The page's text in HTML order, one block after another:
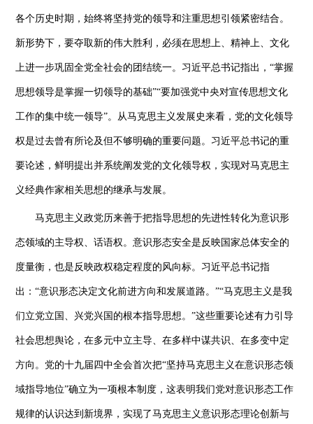
各个历史时期，始终将坚持党的领导和注重思想引领紧密结合。
新形势下，要夺取新的伟大胜利，必须在思想上、精神上、文化
上进一步巩固全党全社会的团结统一。习近平总书记指出，“掌握
思想领导是掌握一切领导的基础”“要加强党中央对宣传思想文化
工作的集中统一领导”。从马克思主义发展史来看，党的文化领导
权是过去曾有所论及但不够明确的重要问题。习近平总书记的重
要论述，鲜明提出并系统阐发党的文化领导权，实现对马克思主
义经典作家相关思想的继承与发展。
马克思主义政党历来善于把指导思想的先进性转化为意识形
态领域的主导权、话语权。意识形态安全是反映国家总体安全的
度量衡，也是反映政权稳定程度的风向标。习近平总书记指
出：“意识形态决定文化前进方向和发展道路。”“马克思主义是我
们立党立国、兴党兴国的根本指导思想。”这些重要论述有力引导
社会思想舆论，在多元中立主导、在多样中谋共识、在多变中定
方向。党的十九届四中全会首次把“坚持马克思主义在意识形态领
域指导地位”确立为一项根本制度，这表明我们党对意识形态工作
规律的认识达到新境界，实现了马克思主义意识形态理论创新与